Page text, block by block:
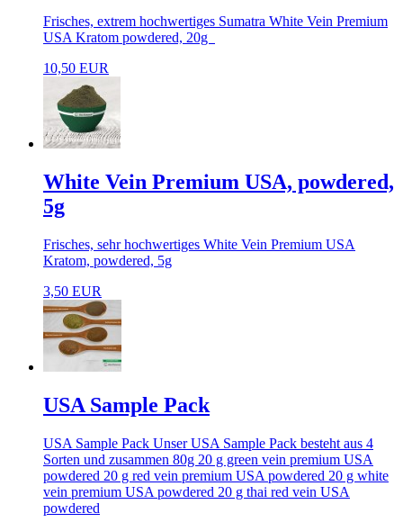
Frisches, extrem hochwertiges Sumatra White Vein Premium
USA Kratom powdered, 20g
10,50 EUR
White Vein Premium USA, powdered,
5g
Frisches, sehr hochwertiges White Vein Premium USA
Kratom, powdered, 5g
3,50 EUR
USA Sample Pack
USA Sample Pack Unser USA Sample Pack besteht aus 4
Sorten und zusammen 80g 20 g green vein premium USA
powdered 20 g red vein premium USA powdered 20 g white
vein premium USA powdered 20 g thai red vein USA
powdered